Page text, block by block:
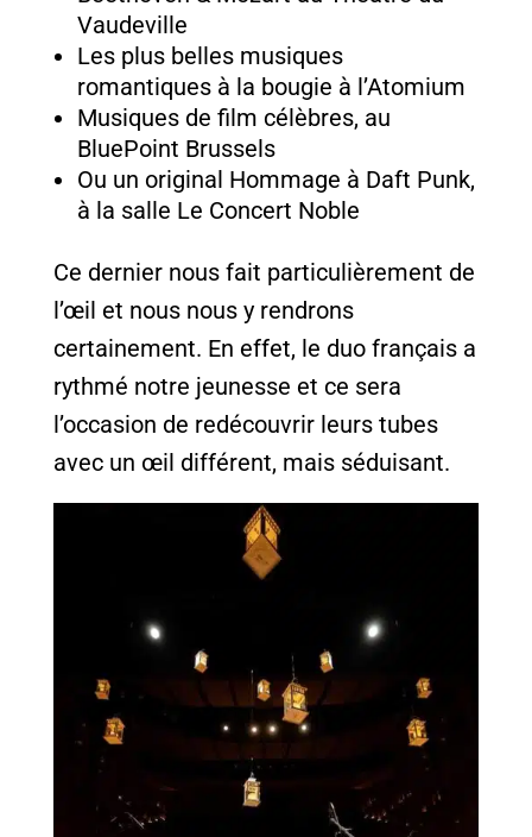
Vaudeville
Les plus belles musiques
romantiques à la bougie à l’Atomium
Musiques de film célèbres, au
BluePoint Brussels
Ou un original Hommage à Daft Punk,
à la salle Le Concert Noble
Ce dernier nous fait particulièrement de
l’œil et nous nous y rendrons
certainement. En effet, le duo français a
rythmé notre jeunesse et ce sera
l’occasion de redécouvrir leurs tubes
avec un œil différent, mais séduisant.